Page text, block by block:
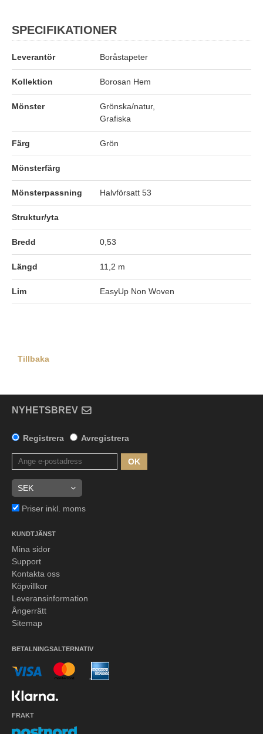
SPECIFIKATIONER
Leverantör Boråstapeter
Kollektion Borosan Hem
Mönster
Grönska/natur,
Grafiska
Färg Grön
Mönsterfärg
Mönsterpassning Halvförsatt 53
Struktur/yta
Bredd 0,53
Längd 11,2 m
Lim EasyUp Non Woven
Tillbaka
NYHETSBREV
Registrera Avregistrera
OK
Priser inkl. moms
KUNDTJÄNST
Mina sidor
Support
Kontakta oss
Köpvillkor
Leveransinformation
Ångerrätt
Sitemap
BETALNINGSALTERNATIV
FRAKT